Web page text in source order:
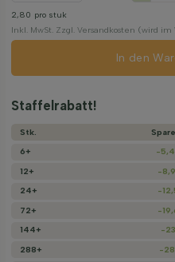
2,80 pro stuk
Inkl. MwSt. Zzgl. Versandkosten (wird
In den
Staffelrabatt!
Stk.
6+
-
12+
-
24+
-
72+
-
144+
-
288+
-